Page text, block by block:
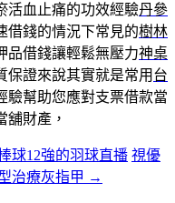
活血止痛的功效經驗丹參
借錢的情況下常見的樹林
品借錢讓輕鬆無壓力神桌
保證來說其實就是常用 台
驗幫助您應對支票借款當
舖財產，
球12強的羽球直播 視優
治療灰指甲 →